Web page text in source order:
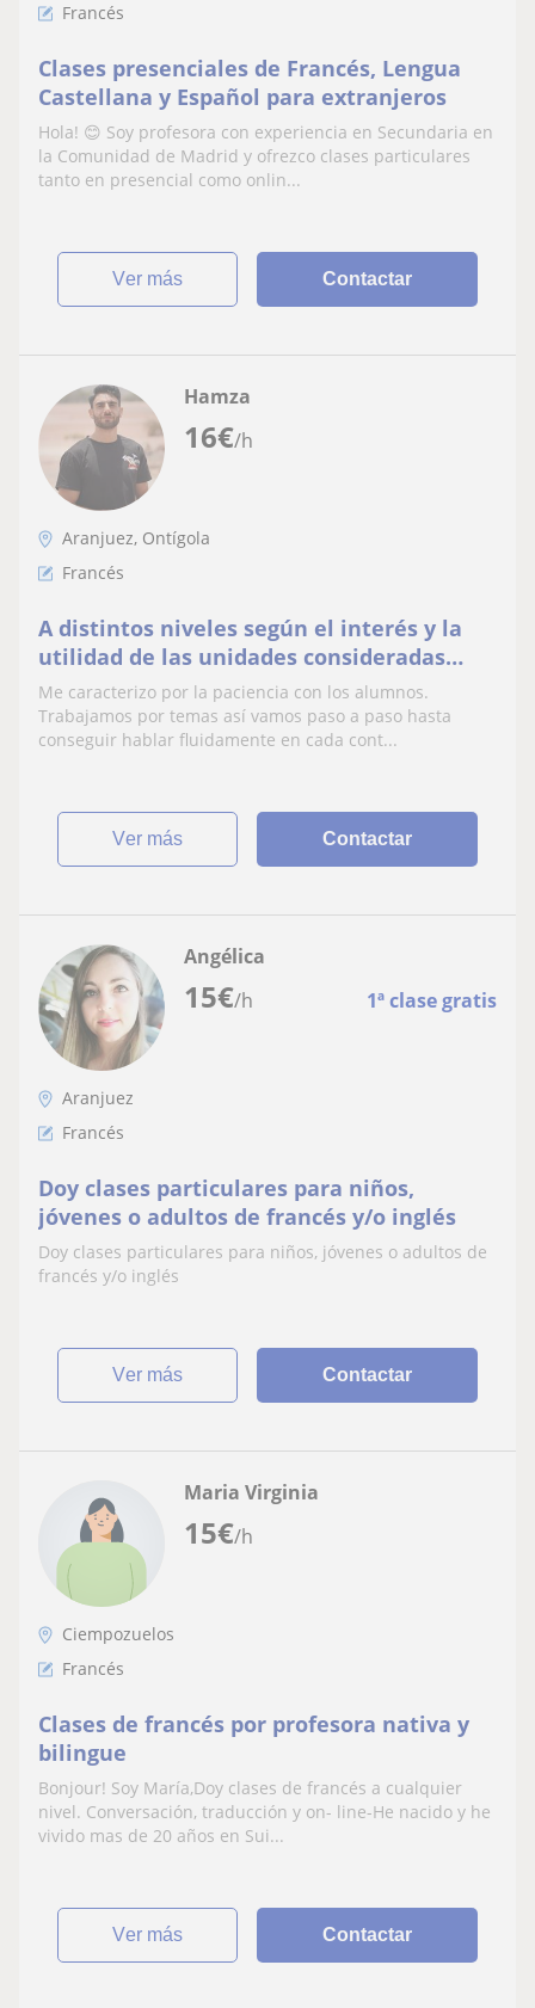
Francés
Clases presenciales de Francés, Lengua
Castellana y Español para extranjeros
Hola! 😊 Soy profesora con experiencia en Secundaria en
la Comunidad de Madrid y ofrezco clases particulares
tanto en presencial como onlin...
ver más Contactar
16€/h
Hamza
Aranjuez, Ontígola
Francés
A distintos niveles según el interés y la
utilidad de las unidades consideradas
inevidables.
Me caracterizo por la paciencia con los alumnos.
Trabajamos por temas así vamos paso a paso hasta
conseguir hablar fluidamente en cada cont...
ver más Contactar
15€/h 1ª clase gratis
Angélica
Aranjuez
Francés
Doy clases particulares para niños,
jóvenes o adultos de francés y/o inglés
Doy clases particulares para niños, jóvenes o adultos de
francés y/o inglés
ver más Contactar
15€/h
Maria Virginia
Ciempozuelos
Francés
Clases de francés por profesora nativa y
bilingue
Bonjour! Soy María,Doy clases de francés a cualquier
nivel. Conversación, traducción y on- line-He nacido y he
vivido mas de 20 años en Sui...
ver más Contactar